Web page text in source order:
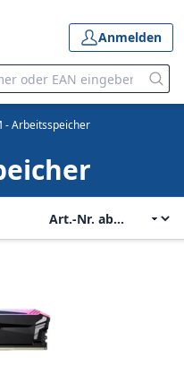
Anmelden
- Arbeitsspeicher